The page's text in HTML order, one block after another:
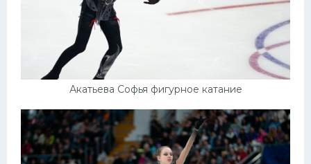
Акатьева Софья фигурное катание